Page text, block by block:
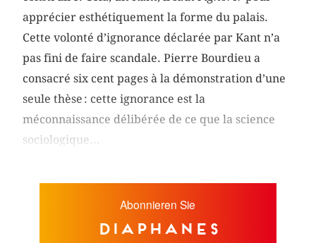
apprécier esthétiquement la forme du palais.
Cette volonté d’ignorance déclarée par Kant n’a
pas fini de faire scandale. Pierre Bourdieu a
consacré six cent pages à la démonstration d’une
seule thèse : cette ignorance est la
méconnaissance délibérée de ce que la science
sociologique...
Abonnieren Sie
diaphanes